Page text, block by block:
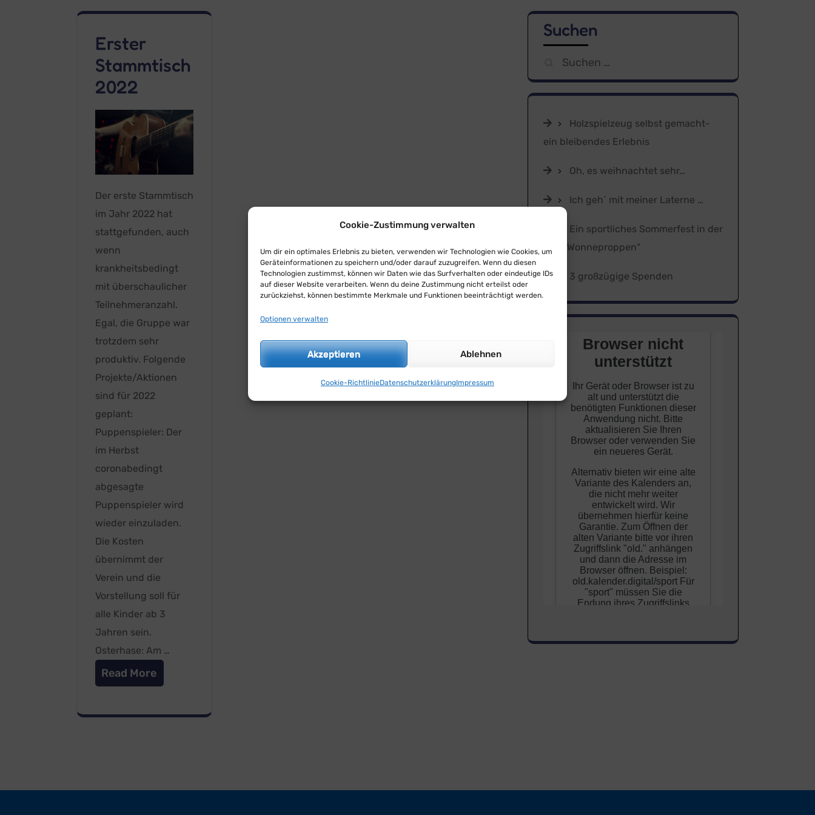
Cookie-Zustimmung verwalten
Um dir ein optimales Erlebnis zu bieten, verwenden wir Technologien wie Cookies, um
Geräteinformationen zu speichern und/oder darauf zuzugreifen. Wenn du diesen
Technologien zustimmst, können wir Daten wie das Surfverhalten oder eindeutige IDs
auf dieser Website verarbeiten. Wenn du deine Zustimmung nicht erteilst oder
zurückziehst, können bestimmte Merkmale und Funktionen beeinträchtigt werden.
Optionen verwalten
Akzeptieren Ablehnen
Cookie-RichtlinieDatenschutzerklärungImpressum
Erster
Stammtisch
2022
Der erste Stammtisch
im Jahr 2022 hat
stattgefunden, auch
wenn
krankheitsbedingt
mit überschaulicher
Teilnehmeranzahl.
Egal, die Gruppe war
trotzdem sehr
produktiv. Folgende
Projekte/Aktionen
sind für 2022
geplant:
Puppenspieler: Der
im Herbst
coronabedingt
abgesagte
Puppenspieler wird
wieder einzuladen.
Die Kosten
übernimmt der
Verein und die
Vorstellung soll für
alle Kinder ab 3
Jahren sein.
Osterhase: Am …
Read More
Suchen
Suchen
nach:
Holzspielzeug selbst gemacht-
ein bleibendes Erlebnis
Oh, es weihnachtet sehr…
Ich geh´ mit meiner Laterne …
Ein sportliches Sommerfest in der
Kita „Wonneproppen“
3 großzügige Spenden